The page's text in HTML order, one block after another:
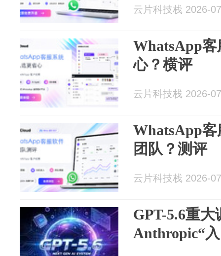
云片科技栈 2026-
WhatsApp
心？横评
云片科技栈 2026-
WhatsApp
团队？测评
云片科技栈 2026-
GPT-5.6重
Anthropic“